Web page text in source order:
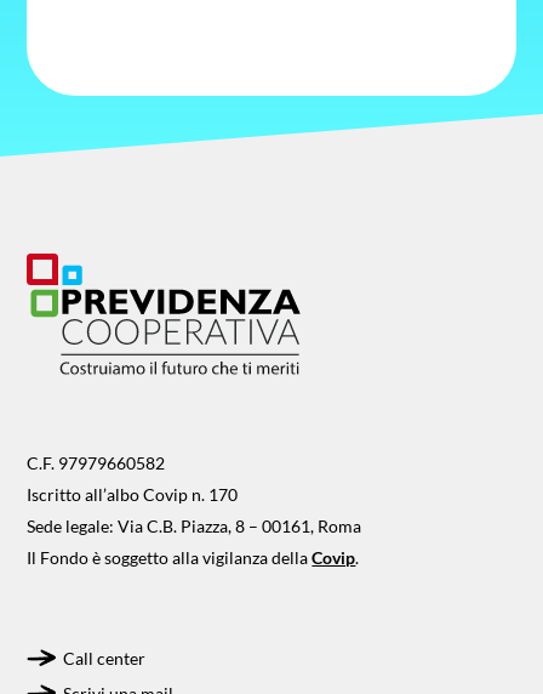
C.F. 97979660582
Iscritto all’albo Covip n. 170
Sede legale: Via C.B. Piazza, 8 – 00161, Roma
Il Fondo è soggetto alla vigilanza dellaCovip.
Call center